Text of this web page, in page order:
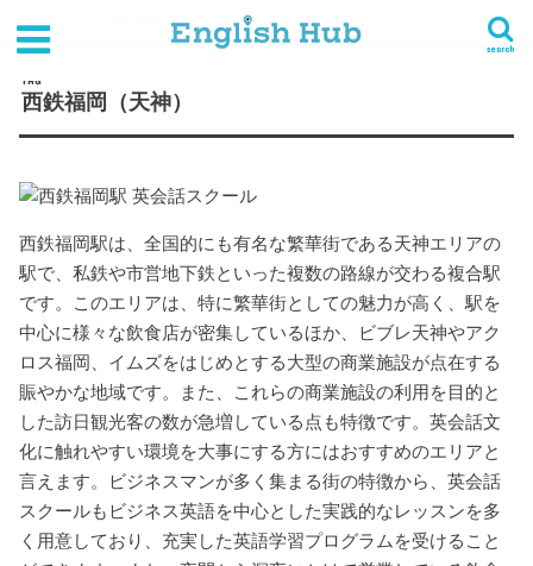
search
タグ : 西鉄福岡（天神）
TAG
西鉄福岡（天神）
西鉄福岡駅は、全国的にも有名な繁華街である天神エリアの
駅で、私鉄や市営地下鉄といった複数の路線が交わる複合駅
です。このエリアは、特に繁華街としての魅力が高く、駅を
中心に様々な飲食店が密集しているほか、ビブレ天神やアク
ロス福岡、イムズをはじめとする大型の商業施設が点在する
賑やかな地域です。また、これらの商業施設の利用を目的と
した訪日観光客の数が急増している点も特徴です。英会話文
化に触れやすい環境を大事にする方にはおすすめのエリアと
言えます。ビジネスマンが多く集まる街の特徴から、英会話
スクールもビジネス英語を中心とした実践的なレッスンを多
く用意しており、充実した英語学習プログラムを受けること